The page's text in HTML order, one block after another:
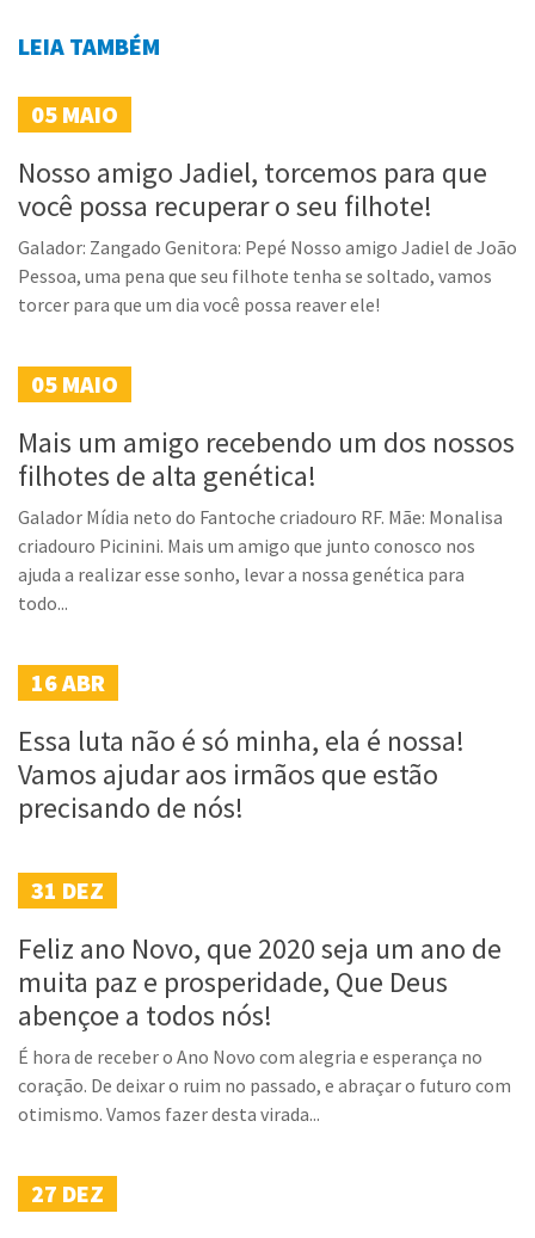
LEIA TAMBÉM
05 MAIO
Nosso amigo Jadiel, torcemos para que
você possa recuperar o seu filhote!
Galador: Zangado Genitora: Pepé Nosso amigo Jadiel de João
Pessoa, uma pena que seu filhote tenha se soltado, vamos
torcer para que um dia você possa reaver ele!
05 MAIO
Mais um amigo recebendo um dos nossos
filhotes de alta genética!
Galador Mídia neto do Fantoche criadouro RF. Mãe: Monalisa
criadouro Picinini. Mais um amigo que junto conosco nos
ajuda a realizar esse sonho, levar a nossa genética para
todo...
16ABR
Essa luta não é só minha, ela é nossa!
Vamos ajudar aos irmãos que estão
precisando de nós!
31 DEZ
Feliz ano Novo, que 2020 seja um ano de
muita paz e prosperidade, Que Deus
abençoe a todos nós!
É hora de receber o Ano Novo com alegria e esperança no
coração. De deixar o ruim no passado, e abraçar o futuro com
otimismo. Vamos fazer desta virada...
27 DEZ